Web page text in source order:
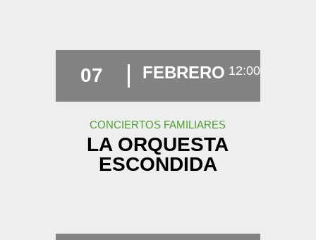
07 FEBRERO 12:00
CONCIERTOS FAMILIARES
LA ORQUESTA
ESCONDIDA